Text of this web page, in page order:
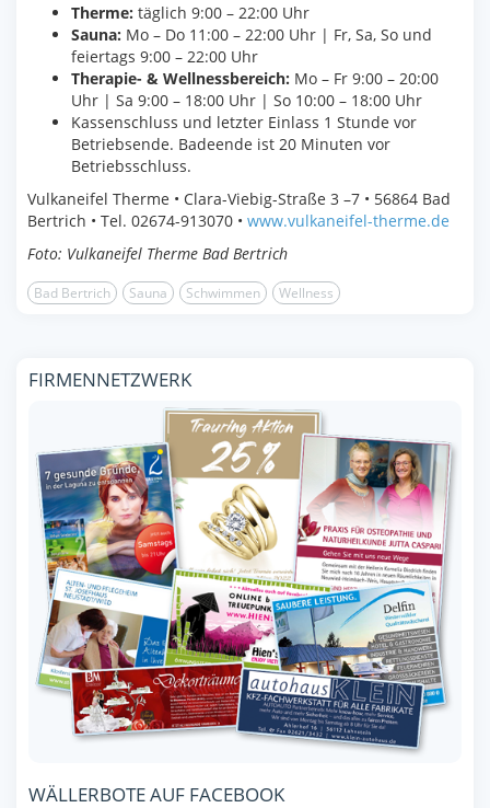
Therme: täglich 9:00 – 22:00 Uhr
Sauna: Mo – Do 11:00 – 22:00 Uhr | Fr, Sa, So und
feiertags 9:00 – 22:00 Uhr
Therapie- & Wellnessbereich: Mo – Fr 9:00 – 20:00
Uhr | Sa 9:00 – 18:00 Uhr | So 10:00 – 18:00 Uhr
Kassenschluss und letzter Einlass 1 Stunde vor
Betriebsende. Badeende ist 20 Minuten vor
Betriebsschluss.
Vulkaneifel Therme • Clara-Viebig-Straße 3 –7 • 56864 Bad
Bertrich • Tel. 02674-913070 • www.vulkaneifel-therme.de
Foto: Vulkaneifel Therme Bad Bertrich
Bad Bertrich Sauna Schwimmen Wellness
FIRMENNETZWERK
WÄLLERBOTE AUF FACEBOOK